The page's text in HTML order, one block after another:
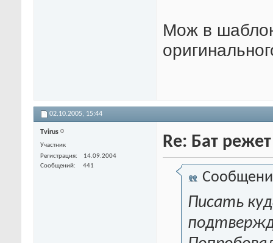
Мож в
02.10.2005, 15:44
Tvirus
Участник
Регистрация
14.09.2004
Сообщений
441
Re: Бат
Писать